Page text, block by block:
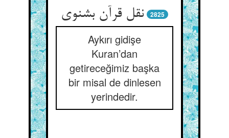
نقل قرآن بشنوی‏
2825
Aykırı gidişe
Kuran’dan
getireceğimiz başka
bir misal de dinlesen
yerindedir.